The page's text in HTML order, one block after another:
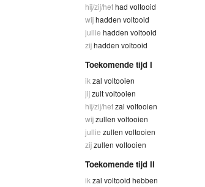
hij/zij/hethad voltooid
wijhadden voltooid
jullie hadden voltooid
zijhadden voltooid
Toekomende tijd I
ik zal voltooien
jijzult voltooien
hij/zij/hetzal voltooien
wijzullen voltooien
jullie zullen voltooien
zijzullen voltooien
Toekomende tijd II
ikzal voltooid hebben